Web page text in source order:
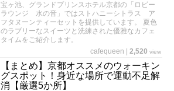
宝ヶ池、グランドプリンスホテル京都の「ロビー
ラウンジ 水の音」ではストハニーシトラス ア
フタヌーンティーセットを提供しています。 夏色
のラブリーなスイーツと洗練された優雅なカフェ
タイムをご紹介します。
cafequeen
2,520 view
【まとめ】京都オススメのウォーキン
グスポット！身近な場所で運動不足解
消【厳選5か所】